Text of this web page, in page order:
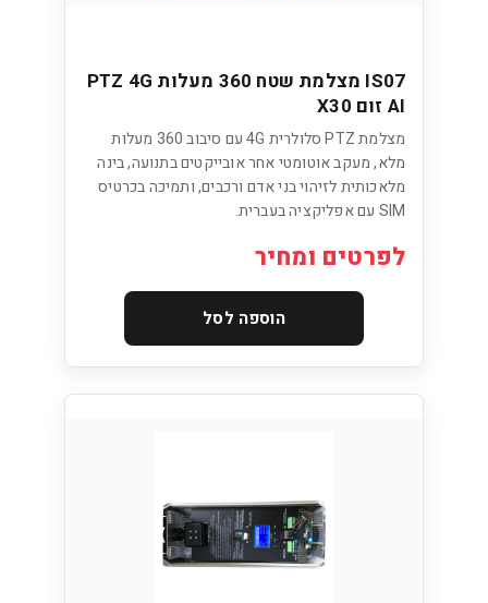
IS07 מצלמת שטח 360 מעלות PTZ 4G
AI זום X30
מצלמת PTZ סלולרית 4G עם סיבוב 360 מעלות
מלא, מעקב אוטומטי אחר אובייקטים בתנועה, בינה
מלאכותית לזיהוי בני אדם ורכבים, ותמיכה בכרטיס
SIM עם אפליקציה בעברית.
לפרטים ומחיר
הוספה לסל